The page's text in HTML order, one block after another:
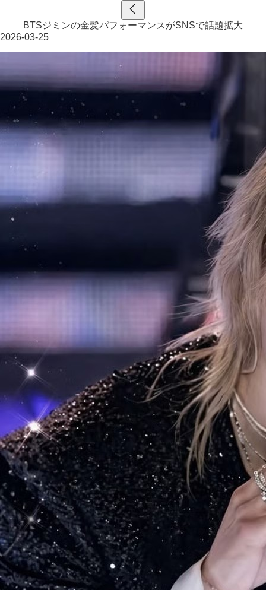
BTSジミンの金髪パフォーマンスがSNSで話題拡大
2026-03-25